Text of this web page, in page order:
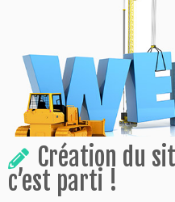
Création du
c’est parti !